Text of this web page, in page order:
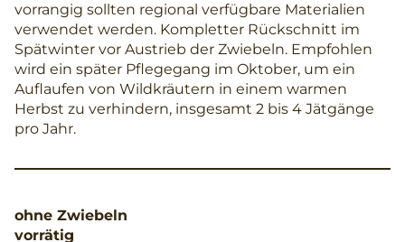
vorrangig sollten regional verfügbare Materialien
verwendet werden. Kompletter Rückschnitt im
Spätwinter vor Austrieb der Zwiebeln. Empfohlen
wird ein später Pflegegang im Oktober, um ein
Auflaufen von Wildkräutern in einem warmen
Herbst zu verhindern, insgesamt 2 bis 4 Jätgänge
pro Jahr.
ohne Zwiebeln
vorrätig